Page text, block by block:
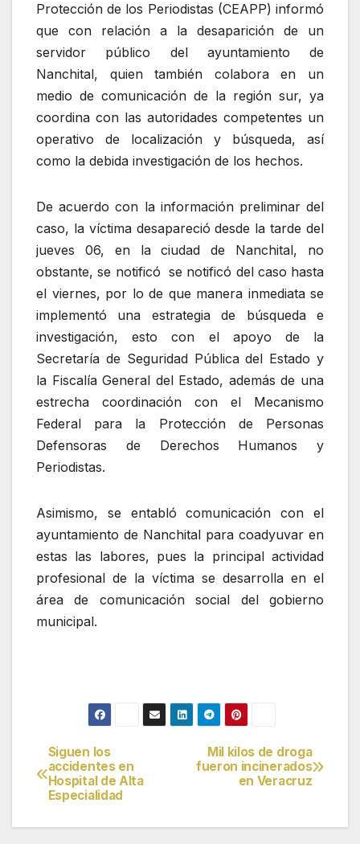
Protección de los Periodistas (CEAPP) informó
que con relación a la desaparición de un
servidor público del ayuntamiento de
Nanchital, quien también colabora en un
medio de comunicación de la región sur, ya
coordina con las autoridades competentes un
operativo de localización y búsqueda, así
como la debida investigación de los hechos.
De acuerdo con la información preliminar del
caso, la víctima desapareció desde la tarde del
jueves 06, en la ciudad de Nanchital, no
obstante, se notificó se notificó del caso hasta
el viernes, por lo de que manera inmediata se
implementó una estrategia de búsqueda e
investigación, esto con el apoyo de la
Secretaría de Seguridad Pública del Estado y
la Fiscalía General del Estado, además de una
estrecha coordinación con el Mecanismo
Federal para la Protección de Personas
Defensoras de Derechos Humanos y
Periodistas.
Asimismo, se entabló comunicación con el
ayuntamiento de Nanchital para coadyuvar en
estas las labores, pues la principal actividad
profesional de la víctima se desarrolla en el
área de comunicación social del gobierno
municipal.
Navegación
de
entradas
Mil kilos de droga
fueron incinerados
en Veracruz
Siguen los
accidentes en
Hospital de Alta
Especialidad